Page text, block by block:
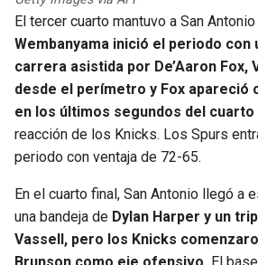
El tercer cuarto mantuvo a San
Wembanyama inició el periodo con
carrera asistida por De’Aaron Fox,
desde el perímetro y Fox apareció
en los últimos segundos del cuarto
reacción de los Knicks. Los Spurs
periodo con ventaja de 72-65.
En el cuarto final, San Antonio llegó a
una bandeja de Dylan Harper y un
Vassell, pero los Knicks